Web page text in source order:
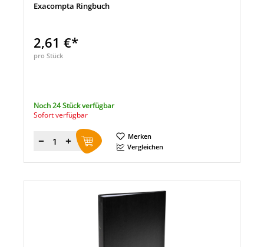
Exacompta Ringbuch
2,61 €*
pro Stück
Noch 24 Stück verfügbar
Sofort verfügbar
Menge
Merken
Vergleichen